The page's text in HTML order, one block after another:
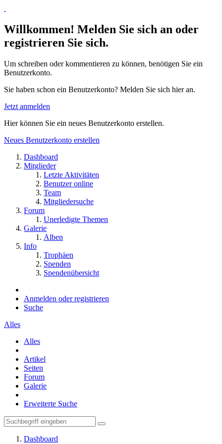
Willkommen! Melden Sie sich an oder
registrieren Sie sich.
Um schreiben oder kommentieren zu können, benötigen Sie ein
Benutzerkonto.
Sie haben schon ein Benutzerkonto? Melden Sie sich hier an.
Jetzt anmelden
Hier können Sie ein neues Benutzerkonto erstellen.
Neues Benutzerkonto erstellen
Dashboard
Mitglieder
Letzte Aktivitäten
Benutzer online
Team
Mitgliedersuche
Forum
Unerledigte Themen
Galerie
Alben
Info
Trophäen
Spenden
Spendenübersicht
Anmelden oder registrieren
Suche
Alles
Alles
Artikel
Seiten
Forum
Galerie
Erweiterte Suche
Dashboard